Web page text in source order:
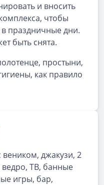
и вносить
чтобы
праздничные дни.
быть снята.
простыни,
как правило
джакузи, 2
ТВ, банные
игры, бар,